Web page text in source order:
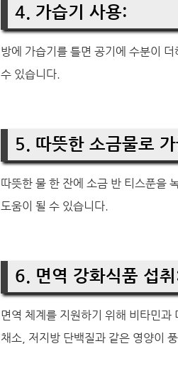
4. 가습기 사용:
방에 가습기를 틀면 공기에 수분이
수 있습니다.
5. 따뜻한 소금물로
따뜻한 물 한 잔에 소금 반 티스푼을
도움이 될 수 있습니다.
6. 면역 강화식품 섭
면역 체계를 지원하기 위해 비타민과
채소, 저지방 단백질과 같은 영양이